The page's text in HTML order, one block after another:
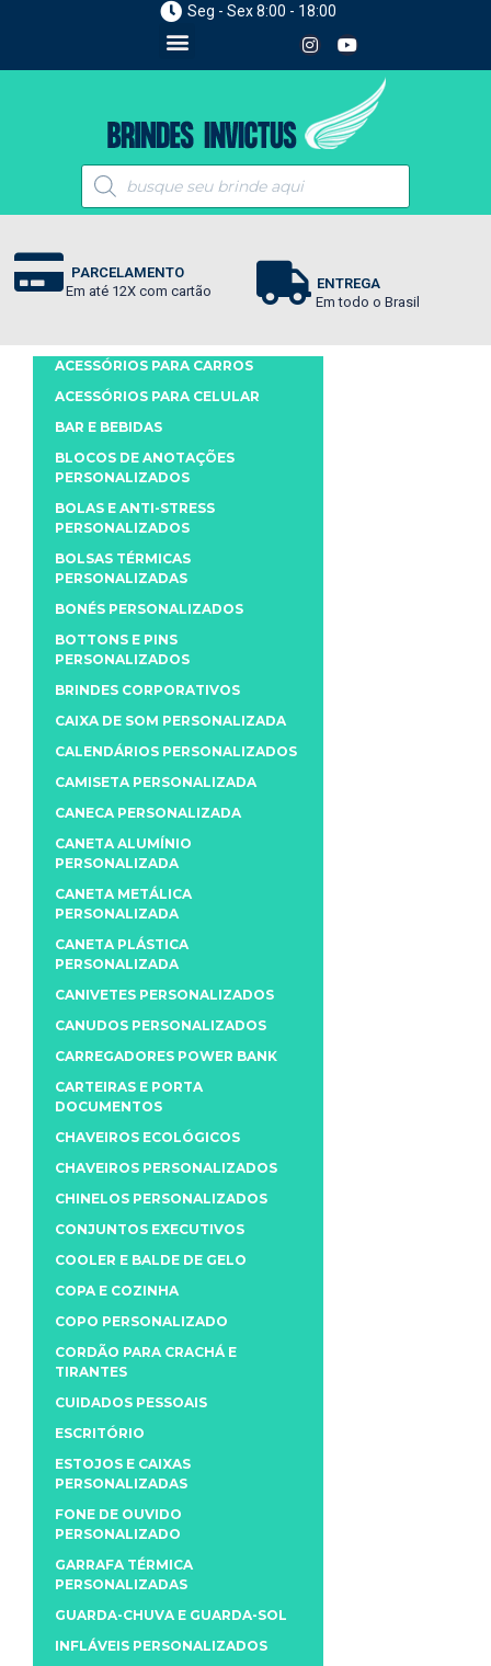
Seg - Sex 8:00 - 18:00
PARCELAMENTO
Em até 12X com cartão
ENTREGA
Em todo o Brasil
ACESSÓRIOS PARA CARROS
ACESSÓRIOS PARA CELULAR
BAR E BEBIDAS
BLOCOS DE ANOTAÇÕES
PERSONALIZADOS
BOLAS E ANTI-STRESS
PERSONALIZADOS
BOLSAS TÉRMICAS
PERSONALIZADAS
BONÉS PERSONALIZADOS
BOTTONS E PINS
PERSONALIZADOS
BRINDES CORPORATIVOS
CAIXA DE SOM PERSONALIZADA
CALENDÁRIOS PERSONALIZADOS
CAMISETA PERSONALIZADA
CANECA PERSONALIZADA
CANETA ALUMÍNIO
PERSONALIZADA
CANETA METÁLICA
PERSONALIZADA
CANETA PLÁSTICA
PERSONALIZADA
CANIVETES PERSONALIZADOS
CANUDOS PERSONALIZADOS
CARREGADORES POWER BANK
CARTEIRAS E PORTA
DOCUMENTOS
CHAVEIROS ECOLÓGICOS
CHAVEIROS PERSONALIZADOS
CHINELOS PERSONALIZADOS
CONJUNTOS EXECUTIVOS
COOLER E BALDE DE GELO
COPA E COZINHA
COPO PERSONALIZADO
CORDÃO PARA CRACHÁ E
TIRANTES
CUIDADOS PESSOAIS
ESCRITÓRIO
ESTOJOS E CAIXAS
PERSONALIZADAS
FONE DE OUVIDO
PERSONALIZADO
GARRAFA TÉRMICA
PERSONALIZADAS
GUARDA-CHUVA E GUARDA-SOL
INFLÁVEIS PERSONALIZADOS